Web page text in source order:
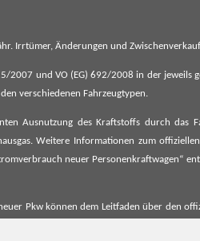
Irrtümer, Änderungen und
2007 und VO (EG) 692/2008 in der jeweils
verschiedenen Fahrzeugtypen.
Ausnutzung des Kraftstoffs durch das
Weitere Informationen zum
neuer Personenkraftwagen“
Pkw können dem Leitfaden über den